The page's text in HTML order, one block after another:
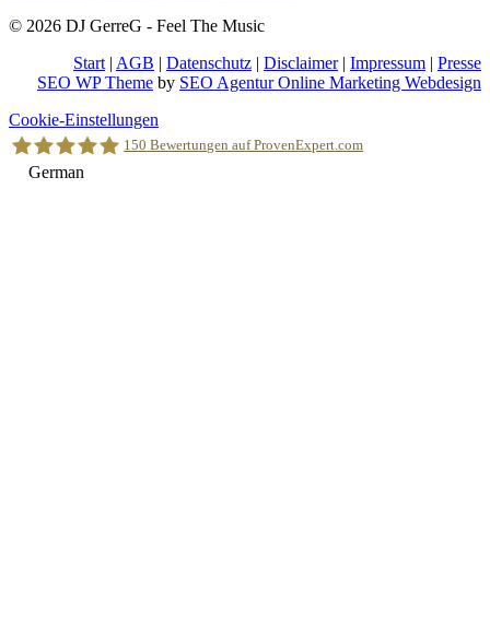
© 2026 DJ GerreG - Feel The Music
Start| AGB | Datenschutz | Disclaimer| Impressum | Presse
SEO WP Theme by SEO Agentur Online Marketing Webdesign
Nach
oben
scrollen
Cookie-Einstellungen
150 Bewertungen auf ProvenExpert.com
German